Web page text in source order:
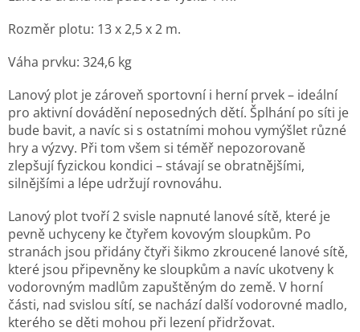
Rozměr plotu: 13x 2,5 x 2 m.
Váha prvku: 324,6 kg
Lanový plot je zároveň sportovní i herní prvek – ideální
pro aktivní dovádění neposedných dětí. Šplhání po síti je
bude bavit, a navíc si s ostatními mohou vymýšlet různé
hry a výzvy. Při tom všem si téměř nepozorovaně
zlepšují fyzickou kondici – stávají se obratnějšími,
silnějšími a lépe udržují rovnováhu.
Lanový plot tvoří 2 svisle napnuté lanové sítě, které je
pevně uchyceny ke čtyřem kovovým sloupkům. Po
stranách jsou přidány čtyři šikmo zkroucené lanové sítě,
které jsou připevněny ke sloupkům a navíc ukotveny k
vodorovným madlům zapuštěným do země. V horní
části, nad svislou sítí, se nachází další vodorovné madlo,
kterého se děti mohou při lezení přidržovat.